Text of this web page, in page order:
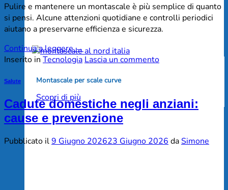
Montascale per scale curve
Scopri di più
Pulire e mantenere un montascale è più semplice di quanto
si pensi. Alcune attenzioni quotidiane e controlli periodici
aiutano a preservarne efficienza e sicurezza.
Continua a leggere→
Inserito in Tecnologia Lascia un commento
Salute
Cadute domestiche negli anziani:
cause e prevenzione
Pubblicato il9 Giugno 202623 Giugno 2026 daSimone